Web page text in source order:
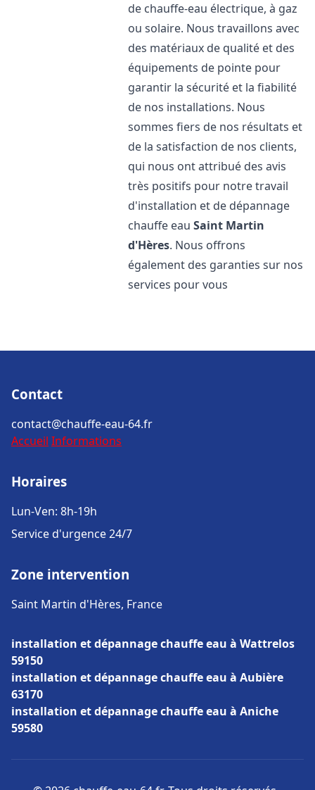
de chauffe-eau électrique, à gaz
ou solaire. Nous travaillons avec
des matériaux de qualité et des
équipements de pointe pour
garantir la sécurité et la fiabilité
de nos installations. Nous
sommes fiers de nos résultats et
de la satisfaction de nos clients,
qui nous ont attribué des avis
très positifs pour notre travail
d'installation et de dépannage
chauffe eauSaint Martin
d'Hères. Nous offrons
également des garanties sur nos
services pour vous
Contact
contact@chauffe-eau-64.fr
Accueil Informations
Horaires
Lun-Ven: 8h-19h
Service d'urgence 24/7
Zone intervention
Saint Martin d'Hères, France
installation et dépannage chauffe eau à Wattrelos
59150
installation et dépannage chauffe eau à Aubière
63170
installation et dépannage chauffe eau à Aniche
59580